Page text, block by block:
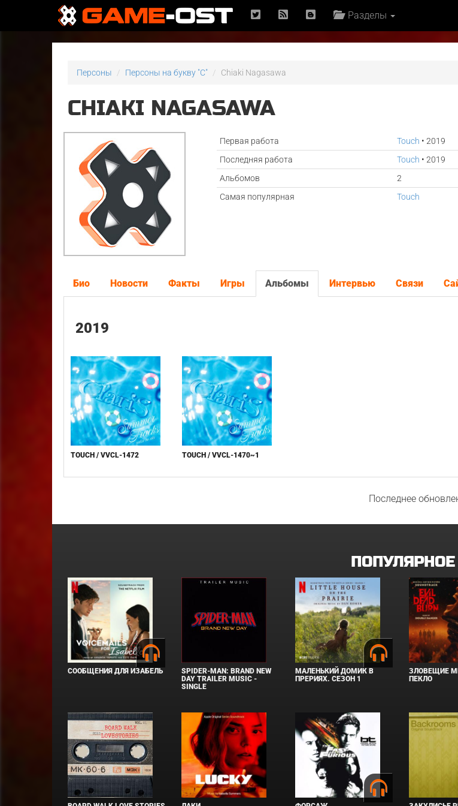
Разделы
Персоны Персоны на букву "C" Chiaki Nagasawa
CHIAKI NAGASAWA
Первая работа Touch • 2019
Последняя работа
Touch • 2019
Альбомов
2
Самая популярная
Touch
Био Новости Факты Игры Альбомы Интервью Связи
2019
TOUCH / VVCL-1472 TOUCH / VVCL-1470~1
Последнее
ПОПУЛЯРНОЕ
СООБЩЕНИЯ ДЛЯ ИЗАБЕЛЬ
SPIDER-MAN: BRAND NEW
DAY TRAILER MUSIC -
SINGLE
МАЛЕНЬКИЙ ДОМИК В
ПРЕРИЯХ. СЕЗОН 1
ЗЛОВЕЩИЕ
ПЕКЛО